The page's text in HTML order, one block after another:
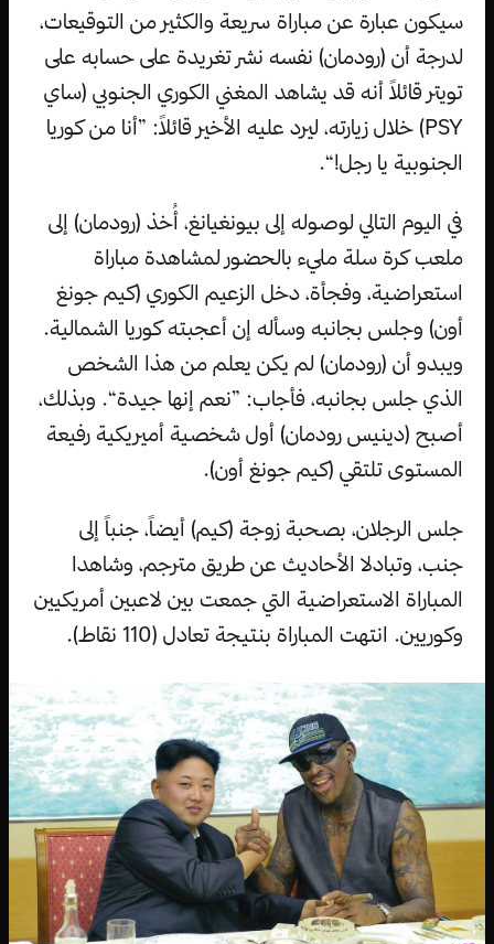
سيكون عبارة عن مباراة سريعة والكثير من التوقيعات،
لدرجة أن (رودمان) نفسه نشر تغريدة على حسابه على
تويتر قائلاً أنه قد يشاهد المغني الكوري الجنوبي (ساي
PSY) خلال زيارته، ليرد عليه الأخير قائلاً: ”أنا من كوريا
الجنوبية يا رجل!“.
في اليوم التالي لوصوله إلى بيونغيانغ، أُخذ (رودمان) إلى
ملعب كرة سلة مليء بالحضور لمشاهدة مباراة
استعراضية، وفجأة، دخل الزعيم الكوري (كيم جونغ
أون) وجلس بجانبه وسأله إن أعجبته كوريا الشمالية.
ويبدو أن (رودمان) لم يكن يعلم من هذا الشخص
الذي جلس بجانبه، فأجاب: ”نعم إنها جيدة“. وبذلك،
أصبح (دينيس رودمان) أول شخصية أميريكية رفيعة
المستوى تلتقي (كيم جونغ أون).
جلس الرجلان، بصحبة زوجة (كيم) أيضاً، جنباً إلى
جنب، وتبادلا الأحاديث عن طريق مترجم، وشاهدا
المباراة الاستعراضية التي جمعت بين لاعبين أمريكيين
وكوريين. انتهت المباراة بنتيجة تعادل (110 نقاط).